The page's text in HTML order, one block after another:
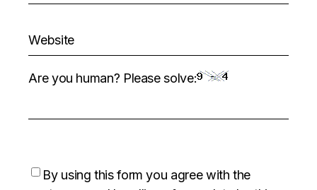
Are you human? Please solve:
By using this form you agree with the